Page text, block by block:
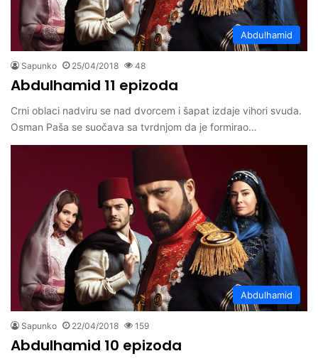
Abdulhamid
Sapunko 25/04/2018 48
Abdulhamid 11 epizoda
Crni oblaci nadviru se nad dvorcem i šapat izdaje vihori svuda.
Osman Paša se suočava sa tvrdnjom da je formirao…
Abdulhamid
Sapunko 22/04/2018 159
Abdulhamid 10 epizoda